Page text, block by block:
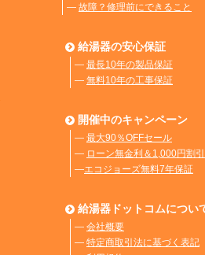
― 故障？修理前にできること
給湯器の安心保証
― 最長10年の製品保証
― 無料10年の工事保証
開催中のキャンペーン
― 最大90％OFFセール
― ローン無金利＆1,000円割引
―エコジョーズ無料7年保証
給湯器ドットコムについ
― 会社概要
― 特定商取引法に基づく表記